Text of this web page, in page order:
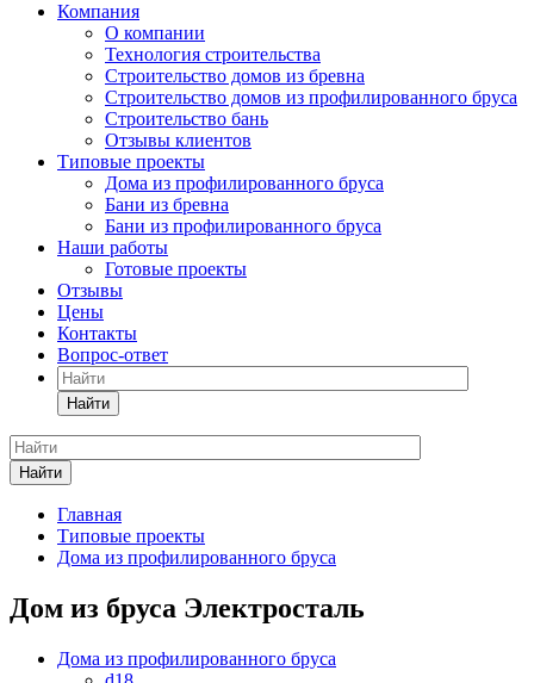
Компания
О компании
Технология строительства
Строительство домов из бревна
Строительство домов из профилированного бруса
Строительство бань
Отзывы клиентов
Типовые проекты
Дома из профилированного бруса
Бани из бревна
Бани из профилированного бруса
Наши работы
Готовые проекты
Отзывы
Цены
Контакты
Вопрос-ответ
Найти
Найти
Главная
Типовые проекты
Дома из профилированного бруса
Дом из бруса Электросталь
Дома из профилированного бруса